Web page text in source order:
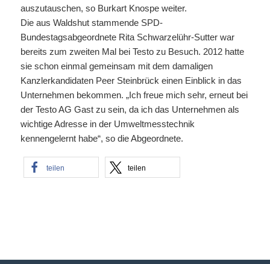
auszutauschen, so Burkart Knospe weiter.
Die aus Waldshut stammende SPD-
Bundestagsabgeordnete Rita Schwarzelühr-Sutter war
bereits zum zweiten Mal bei Testo zu Besuch. 2012 hatte
sie schon einmal gemeinsam mit dem damaligen
Kanzlerkandidaten Peer Steinbrück einen Einblick in das
Unternehmen bekommen. „Ich freue mich sehr, erneut bei
der Testo AG Gast zu sein, da ich das Unternehmen als
wichtige Adresse in der Umweltmesstechnik
kennengelernt habe“, so die Abgeordnete.
teilen teilen